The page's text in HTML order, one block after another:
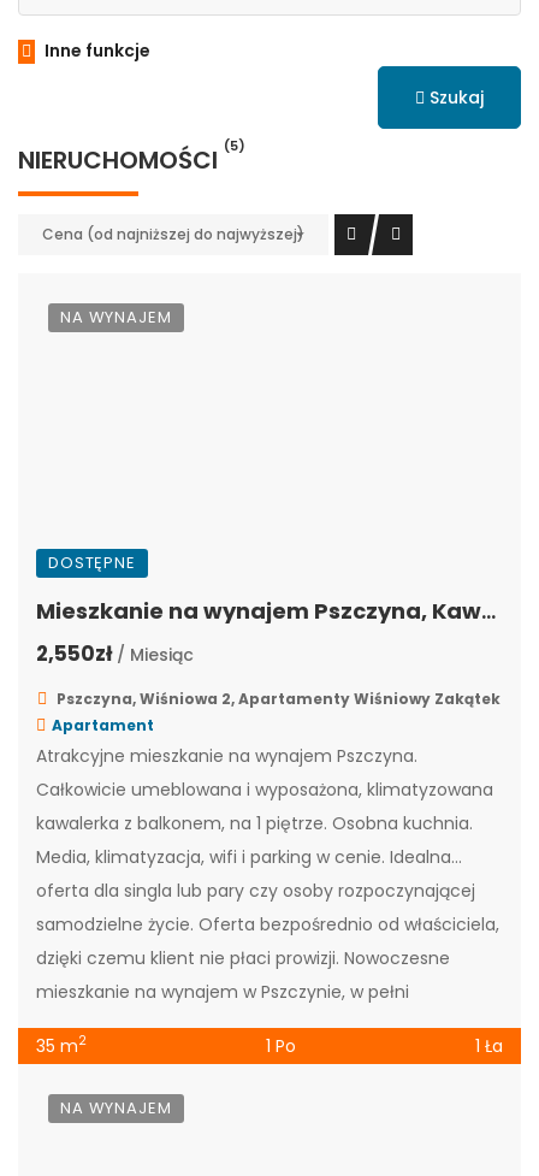
Inne funkcje
Szukaj
NIERUCHOMOŚCI (5)
Cena (od najniższej do najwyższej)
NA WYNAJEM
DOSTĘPNE
Mieszkanie na wynajem Pszczyna, Kawalerka, WZ-4
2,550zł / Miesiąc
Pszczyna, Wiśniowa 2, Apartamenty Wiśniowy Zakątek
Apartament
Atrakcyjne mieszkanie na wynajem Pszczyna.
Całkowicie umeblowana i wyposażona, klimatyzowana
kawalerka z balkonem, na 1 piętrze. Osobna kuchnia.
Media, klimatyzacja, wifi i parking w cenie. Idealna
oferta dla singla lub pary czy osoby rozpoczynającej
samodzielne życie. Oferta bezpośrednio od właściciela,
dzięki czemu klient nie płaci prowizji. Nowoczesne
mieszkanie na wynajem w Pszczynie, w pełni
umeblowane […]
35 m2 1 Po 1 Ła
NA WYNAJEM